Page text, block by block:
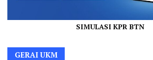
SIMULASI KPR BTN
GERAI UKM